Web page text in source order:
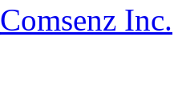
Comsenz Inc.